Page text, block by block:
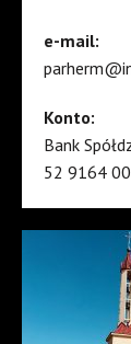
e-mail:
Konto:
Bank
52 9164